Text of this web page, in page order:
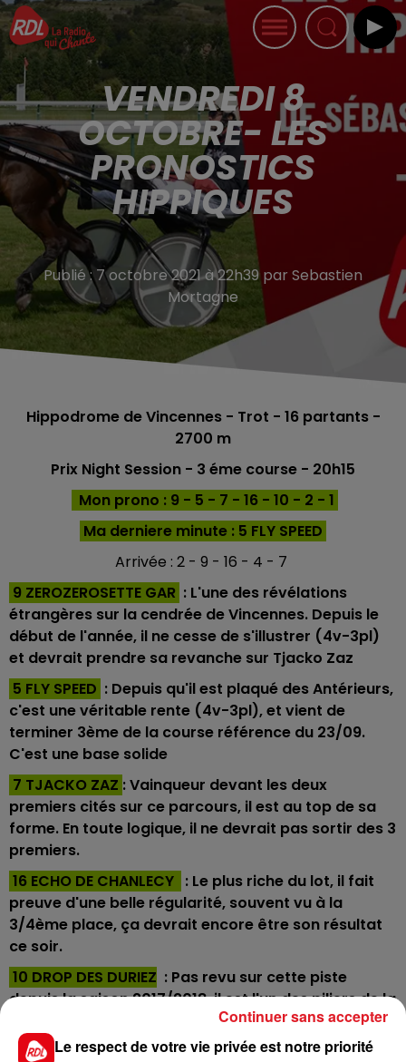
VENDREDI 8
OCTOBRE- LES
PRONOSTICS
HIPPIQUES
Publié : 7 octobre 2021 à 22h39 par Sebastien
Mortagne
Hippodrome de Vincennes - Trot - 16 partants -
2700 m
Prix Night Session - 3 éme course - 20h15
Mon prono : 9 - 5 - 7 - 16 - 10 - 2 - 1
Ma derniere minute : 5 FLY SPEED
Arrivée : 2 - 9 - 16 - 4 - 7
9 ZEROZEROSETTE GAR : L'une des révélations
étrangères sur la cendrée de Vincennes. Depuis le
début de l'année, il ne cesse de s'illustrer (4v-3pl)
et devrait prendre sa revanche sur Tjacko Zaz
5 FLY SPEED : Depuis qu'il est plaqué des Antérieurs,
c'est une véritable rente (4v-3pl), et vient de
terminer 3ème de la course référence du 23/09.
C'est une base solide
7 TJACKO ZAZ : Vainqueur devant les deux
premiers cités sur ce parcours, il est au top de sa
forme. En toute logique, il ne devrait pas sortir des 3
premiers.
16 ECHO DE CHANLECY : Le plus riche du lot, il fait
preuve d'une belle régularité, souvent vu à la
3/4ème place, ça devrait encore être son résultat
ce soir.
10 DROP DES DURIEZ : Pas revu sur cette piste
depuis la saison 2017/2018, il est l'un des piliers de la
région centre-est. F.Nivard a préféré cette drive à
d'autres. Un signe
Le respect de votre vie privée est notre priorité
Continuer sans accepter